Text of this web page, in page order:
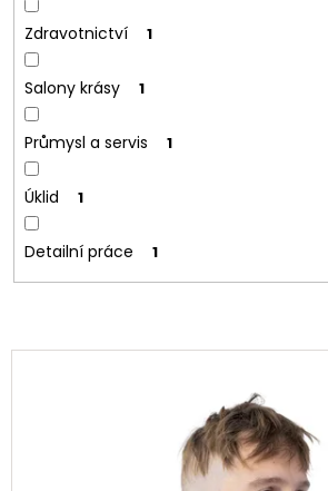
Zdravotnictví 1
Salony krásy 1
Průmysl a servis 1
Úklid 1
Detailní práce 1
V